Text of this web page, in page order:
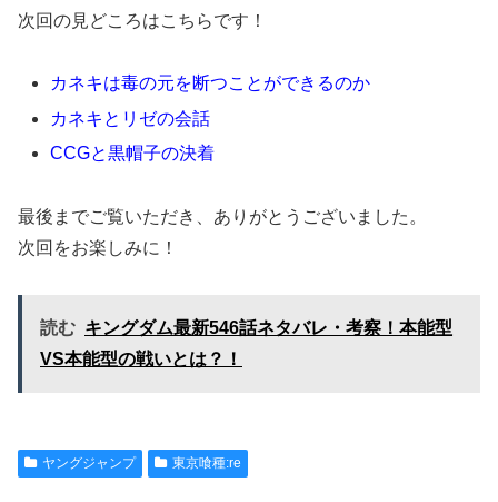
次回の見どころはこちらです！
カネキは毒の元を断つことができるのか
カネキとリゼの会話
CCGと黒帽子の決着
最後までご覧いただき、ありがとうございました。
次回をお楽しみに！
読む キングダム最新546話ネタバレ・考察！本能型
VS本能型の戦いとは？！
ヤングジャンプ 東京喰種:re